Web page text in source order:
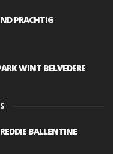
PRACHTIG
WINT BELVEDERE
BALLENTINE